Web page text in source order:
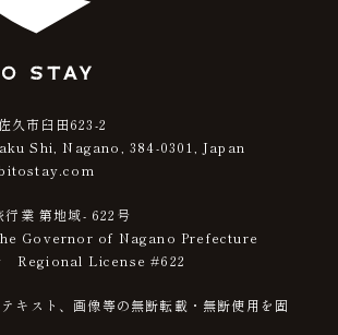
久市臼田623-2
Shi, Nagano, 384-0301
, Japan
行業 第地域- 622号
Governor of Nagano Prefecture
Regional License #622
キスト、画像等の無断転載・無断使用を固